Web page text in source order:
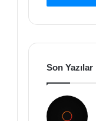
Son Yazılar